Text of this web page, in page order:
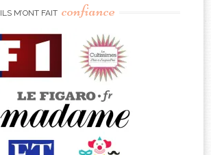
ILS M’ONT FAIT confiance